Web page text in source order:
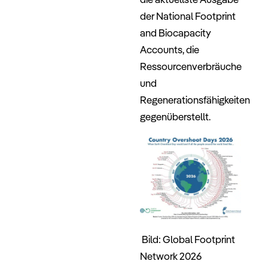
der National Footprint
and Biocapacity
Accounts, die
Ressourcenverbräuche
und
Regenerationsfähigkeiten
gegenüberstellt.
Bild:Global Footprint
Network 2026